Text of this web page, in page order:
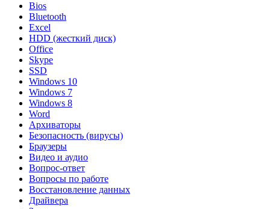
Bios
Bluetooth
Excel
HDD (жесткий диск)
Office
Skype
SSD
Windows 10
Windows 7
Windows 8
Word
Архиваторы
Безопасность (вирусы)
Браузеры
Видео и аудио
Вопрос-ответ
Вопросы по работе
Восстановление данных
Драйвера